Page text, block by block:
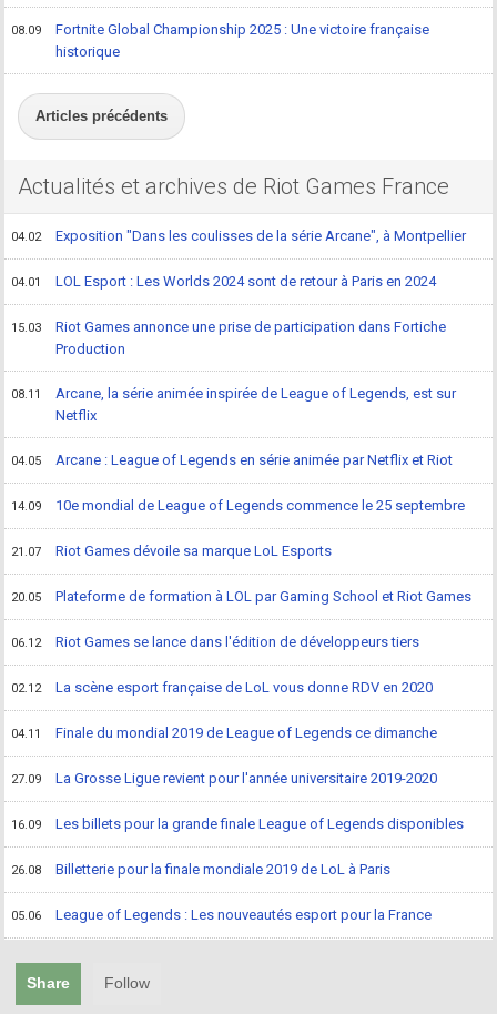
08.09
Fortnite Global Championship 2025 : Une victoire française
historique
Articles précédents
Actualités et archives de Riot Games France
04.02 Exposition "Dans les coulisses de la série Arcane", à Montpellier
04.01 LOL Esport : Les Worlds 2024 sont de retour à Paris en 2024
15.03
Riot Games annonce une prise de participation dans Fortiche
Production
08.11
Arcane, la série animée inspirée de League of Legends, est sur
Netflix
04.05 Arcane : League of Legends en série animée par Netflix et Riot
14.09 10e mondial de League of Legends commence le 25 septembre
21.07 Riot Games dévoile sa marque LoL Esports
20.05 Plateforme de formation à LOL par Gaming School et Riot Games
06.12 Riot Games se lance dans l'édition de développeurs tiers
02.12 La scène esport française de LoL vous donne RDV en 2020
04.11 Finale du mondial 2019 de League of Legends ce dimanche
27.09 La Grosse Ligue revient pour l'année universitaire 2019-2020
16.09 Les billets pour la grande finale League of Legends disponibles
26.08 Billetterie pour la finale mondiale 2019 de LoL à Paris
05.06 League of Legends : Les nouveautés esport pour la France
Share Follow